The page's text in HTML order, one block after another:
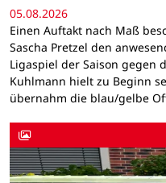
05.08.2026
Einen Auftakt nach Maß
Sascha Pretzel den
Ligaspiel der Saison gegen
Kuhlmann hielt zu Beginn
übernahm die blau/gelbe